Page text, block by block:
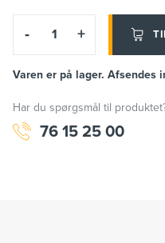
- +
Varen er på lager. Afsendes
Har du spørgsmål til
76 15 25 00